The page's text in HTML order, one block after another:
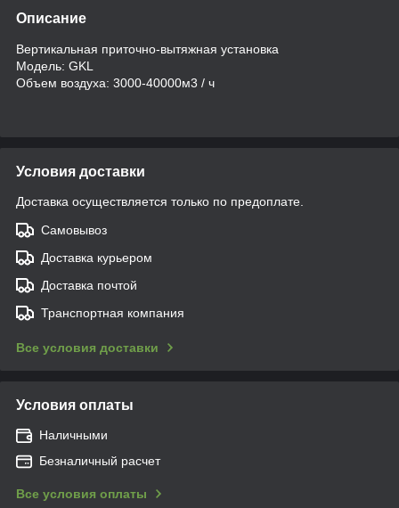
Описание
Вертикальная приточно-вытяжная установка
Модель: GKL
Объем воздуха: 3000-40000м3 / ч
Условия доставки
Доставка осуществляется только по предоплате.
Самовывоз
Доставка курьером
Доставка почтой
Транспортная компания
Все условия доставки
Условия оплаты
Наличными
Безналичный расчет
Все условия оплаты